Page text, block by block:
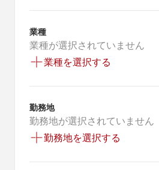
業種
業種が選択されていません
業種を選択する
勤務地
勤務地が選択されていません
勤務地を選択する